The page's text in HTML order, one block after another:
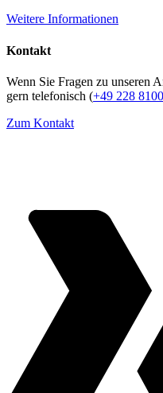
Weitere Informationen
Kontakt
Wenn Sie Fragen zu unseren
gern telefonisch (+49 228
Zum Kontakt